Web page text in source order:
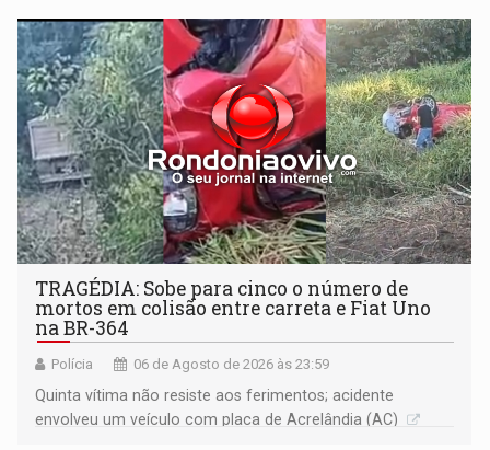
TRAGÉDIA: Sobe para cinco o número de
mortos em colisão entre carreta e Fiat Uno
na BR-364
Polícia 06 de Agosto de 2026 às 23:59
Quinta vítima não resiste aos ferimentos; acidente
envolveu um veículo com placa de Acrelândia (AC)